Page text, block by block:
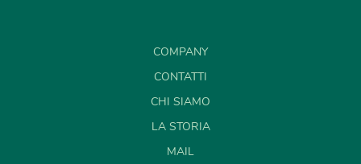
COMPANY
CONTATTI
CHI SIAMO
LA STORIA
MAIL